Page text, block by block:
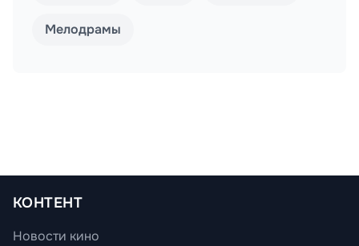
Мелодрамы
КОНТЕНТ
Новости кино